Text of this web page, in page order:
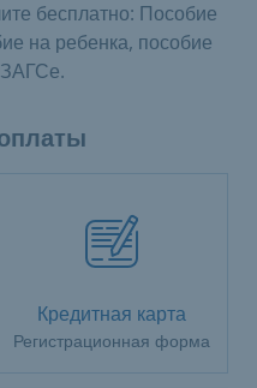
бесплатно: Пособие
на ребенка, пособие
Кредитная карта
Регистрационная форма